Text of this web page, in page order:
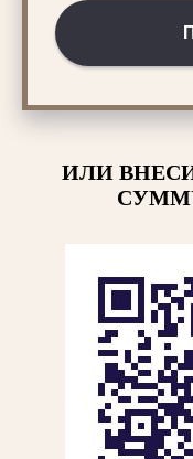
ИЛИ